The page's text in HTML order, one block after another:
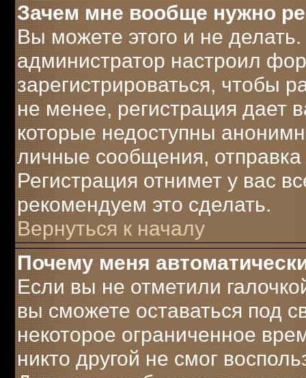
Зачем мне вообще нужно
Вы можете этого и не делать.
администратор настроил
зарегистрироваться, чтобы
не менее, регистрация дает
которые недоступны
личные сообщения, отправка
Регистрация отнимет у вас
рекомендуем это сделать.
Вернуться к началу
Почему меня
Если вы не отметили
вы сможете оставаться под
некоторое ограниченное
никто другой не смог